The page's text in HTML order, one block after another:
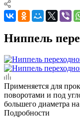
Ниппель
Применяется для
поворотами и под
большего диаметра
Подробности